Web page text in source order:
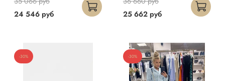
24 546 руб 25 662 руб
-30% -30%